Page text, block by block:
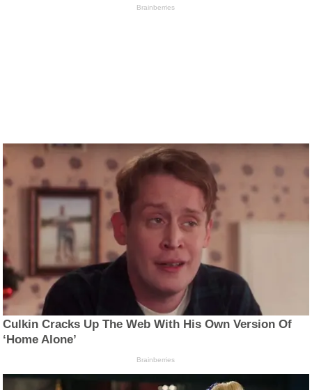
Brainberries
Culkin Cracks Up The Web With His Own Version Of
‘Home Alone’
Brainberries